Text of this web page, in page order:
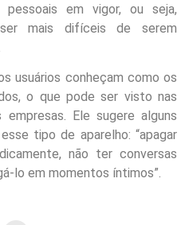
em vigor, ou seja,
mais difíceis de serem
usuários conheçam como os
o que pode ser visto nas
Ele sugere alguns
tipo de aparelho: “apagar
não ter conversas
lo em momentos íntimos”.